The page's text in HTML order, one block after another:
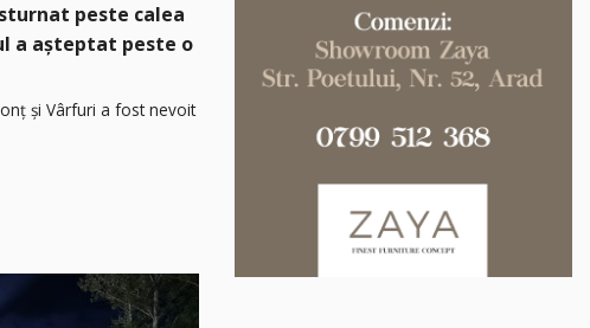
peste calea
a așteptat peste o
și Vârfuri a fost nevoit